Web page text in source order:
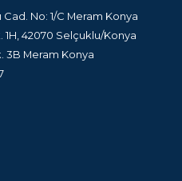
No: 1/C Meram Konya
42070 Selçuklu/Konya
3B Meram Konya